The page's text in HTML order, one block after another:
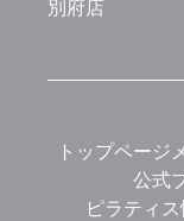
別府店
トップページ
公式
ピラティ